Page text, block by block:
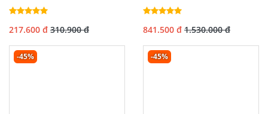
217.600 đ 310.900 đ 841.500 đ 1.530.000 đ
-45% -45%